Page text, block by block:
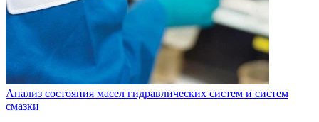
Анализ состояния масел гидравлических систем и систем
смазки